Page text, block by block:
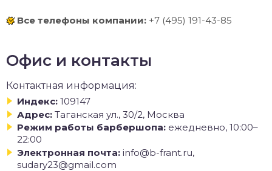
Все телефоны компании: +7 (495) 191-43-85
Офис и контакты
Контактная информация:
Индекс: 109147
Адрес: Таганская ул., 30/2, Москва
Режим работы барбершопа: ежедневно, 10:00–
22:00
Электронная почта: info@b-frant.ru,
sudary23@gmail.com